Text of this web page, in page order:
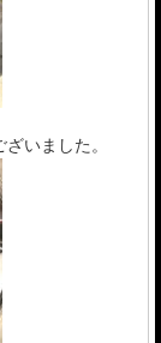
いました。